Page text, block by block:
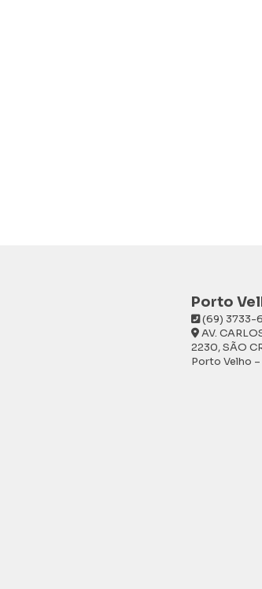
Porto
(69) 3733-
AV.
2230, SÃO
Porto Velho